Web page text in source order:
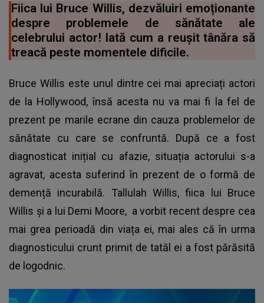
Fiica lui Bruce Willis, dezvăluiri emoționante
despre problemele de sănătate ale
celebrului actor! Iată cum a reușit tânăra să
treacă peste momentele dificile.
Bruce Willis este unul dintre cei mai apreciați actori
de la Hollywood, însă acesta nu va mai fi la fel de
prezent pe marile ecrane din cauza problemelor de
sănătate cu care se confruntă. După ce a fost
diagnosticat inițial cu afazie, situația actorului s-a
agravat, acesta suferind în prezent de o formă de
demență incurabilă. Tallulah Willis, fiica lui Bruce
Willis și a lui Demi Moore, a vorbit recent despre cea
mai grea perioadă din viața ei, mai ales că în urma
diagnosticului crunt primit de tatăl ei a fost părăsită
de logodnic.